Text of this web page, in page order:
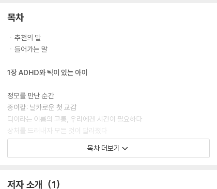
목차
ㆍ추천의 말
ㆍ들어가는 말
1장 ADHD와 틱이 있는 아이
정모를 만난 순간
종이칼: 날카로운 첫 교감
틱이라는 이름의 고통, 우리에겐 시간이 필요하다
상처를 드러내자 모든 것이 달라졌다
통합학급의 존재 이유
목차 더보기
저자 소개 1